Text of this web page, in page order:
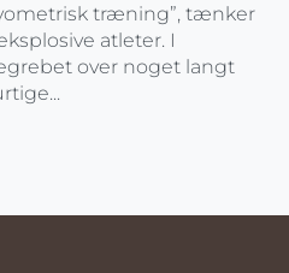
træning”, tænker
atleter. I
over noget langt